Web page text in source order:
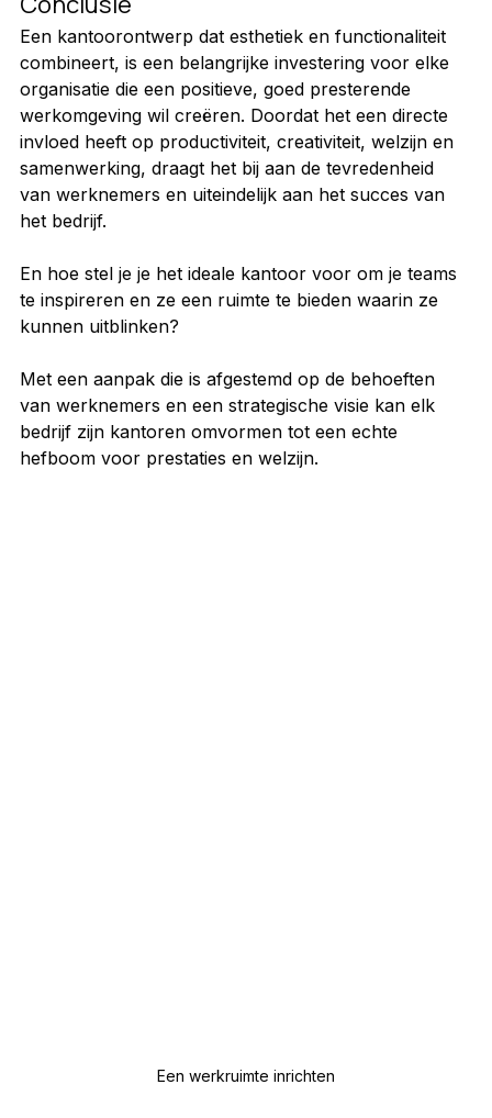
Een kantoorontwerp dat esthetiek en functionaliteit
combineert, is een belangrijke investering voor elke
organisatie die een positieve, goed presterende
werkomgeving wil creëren. Doordat het een directe
invloed heeft op productiviteit, creativiteit, welzijn en
samenwerking, draagt het bij aan de tevredenheid
van werknemers en uiteindelijk aan het succes van
het bedrijf.
En hoe stel je je het ideale kantoor voor om je teams
te inspireren en ze een ruimte te bieden waarin ze
kunnen uitblinken?
Met een aanpak die is afgestemd op de behoeften
van werknemers en een strategische visie kan elk
bedrijf zijn kantoren omvormen tot een echte
hefboom voor prestaties en welzijn.
Een werkruimte inrichten